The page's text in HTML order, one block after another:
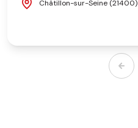
Châtillon-sur-Seine (21400)